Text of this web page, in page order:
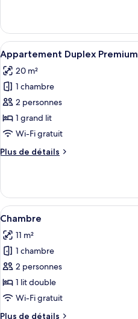
le
type
de
chambre
Suite
Panoramique,
Afficher
toutes
les
photos
pour
ce
type
chambre :
Premium
5
Appartement Duplex Premium
20 m²
1 chambre
2 personnes
1 grand lit
Wi-Fi gratuit
Plus de détails
Plus
le
type
de
Appartement
Duplex
Afficher
toutes
les
photos
pour
ce
type
4
Chambre
11 m²
1 chambre
2 personnes
1 lit double
Wi-Fi gratuit
Plus de détails
Plus